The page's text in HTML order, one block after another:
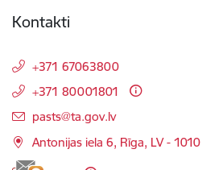
Kontakti
+371 67063800
+371 80001801
E-pasts:
pasts@ta.gov.lv
Antonijas iela 6, Rīga, LV - 1010